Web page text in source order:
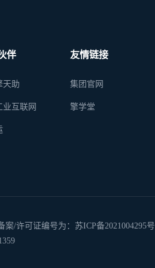
伴
天助
业互联网
友情链接
集团官网
擎学堂
案/许可证编号为：苏ICP备2021004295号